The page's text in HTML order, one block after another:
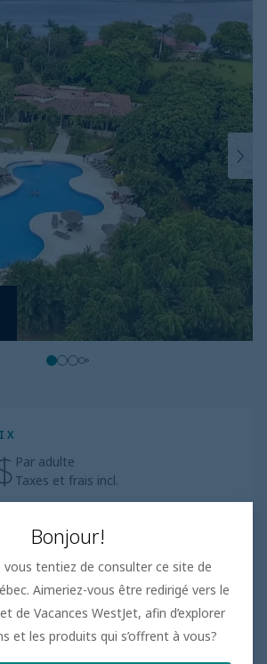
Par adulte
Taxes et frais incl.
Bonjour!
vous tentiez de consulter ce site de
Aimeriez-vous être redirigé vers le
de Vacances WestJet, afin d’explorer
et les produits qui s’offrent à vous?